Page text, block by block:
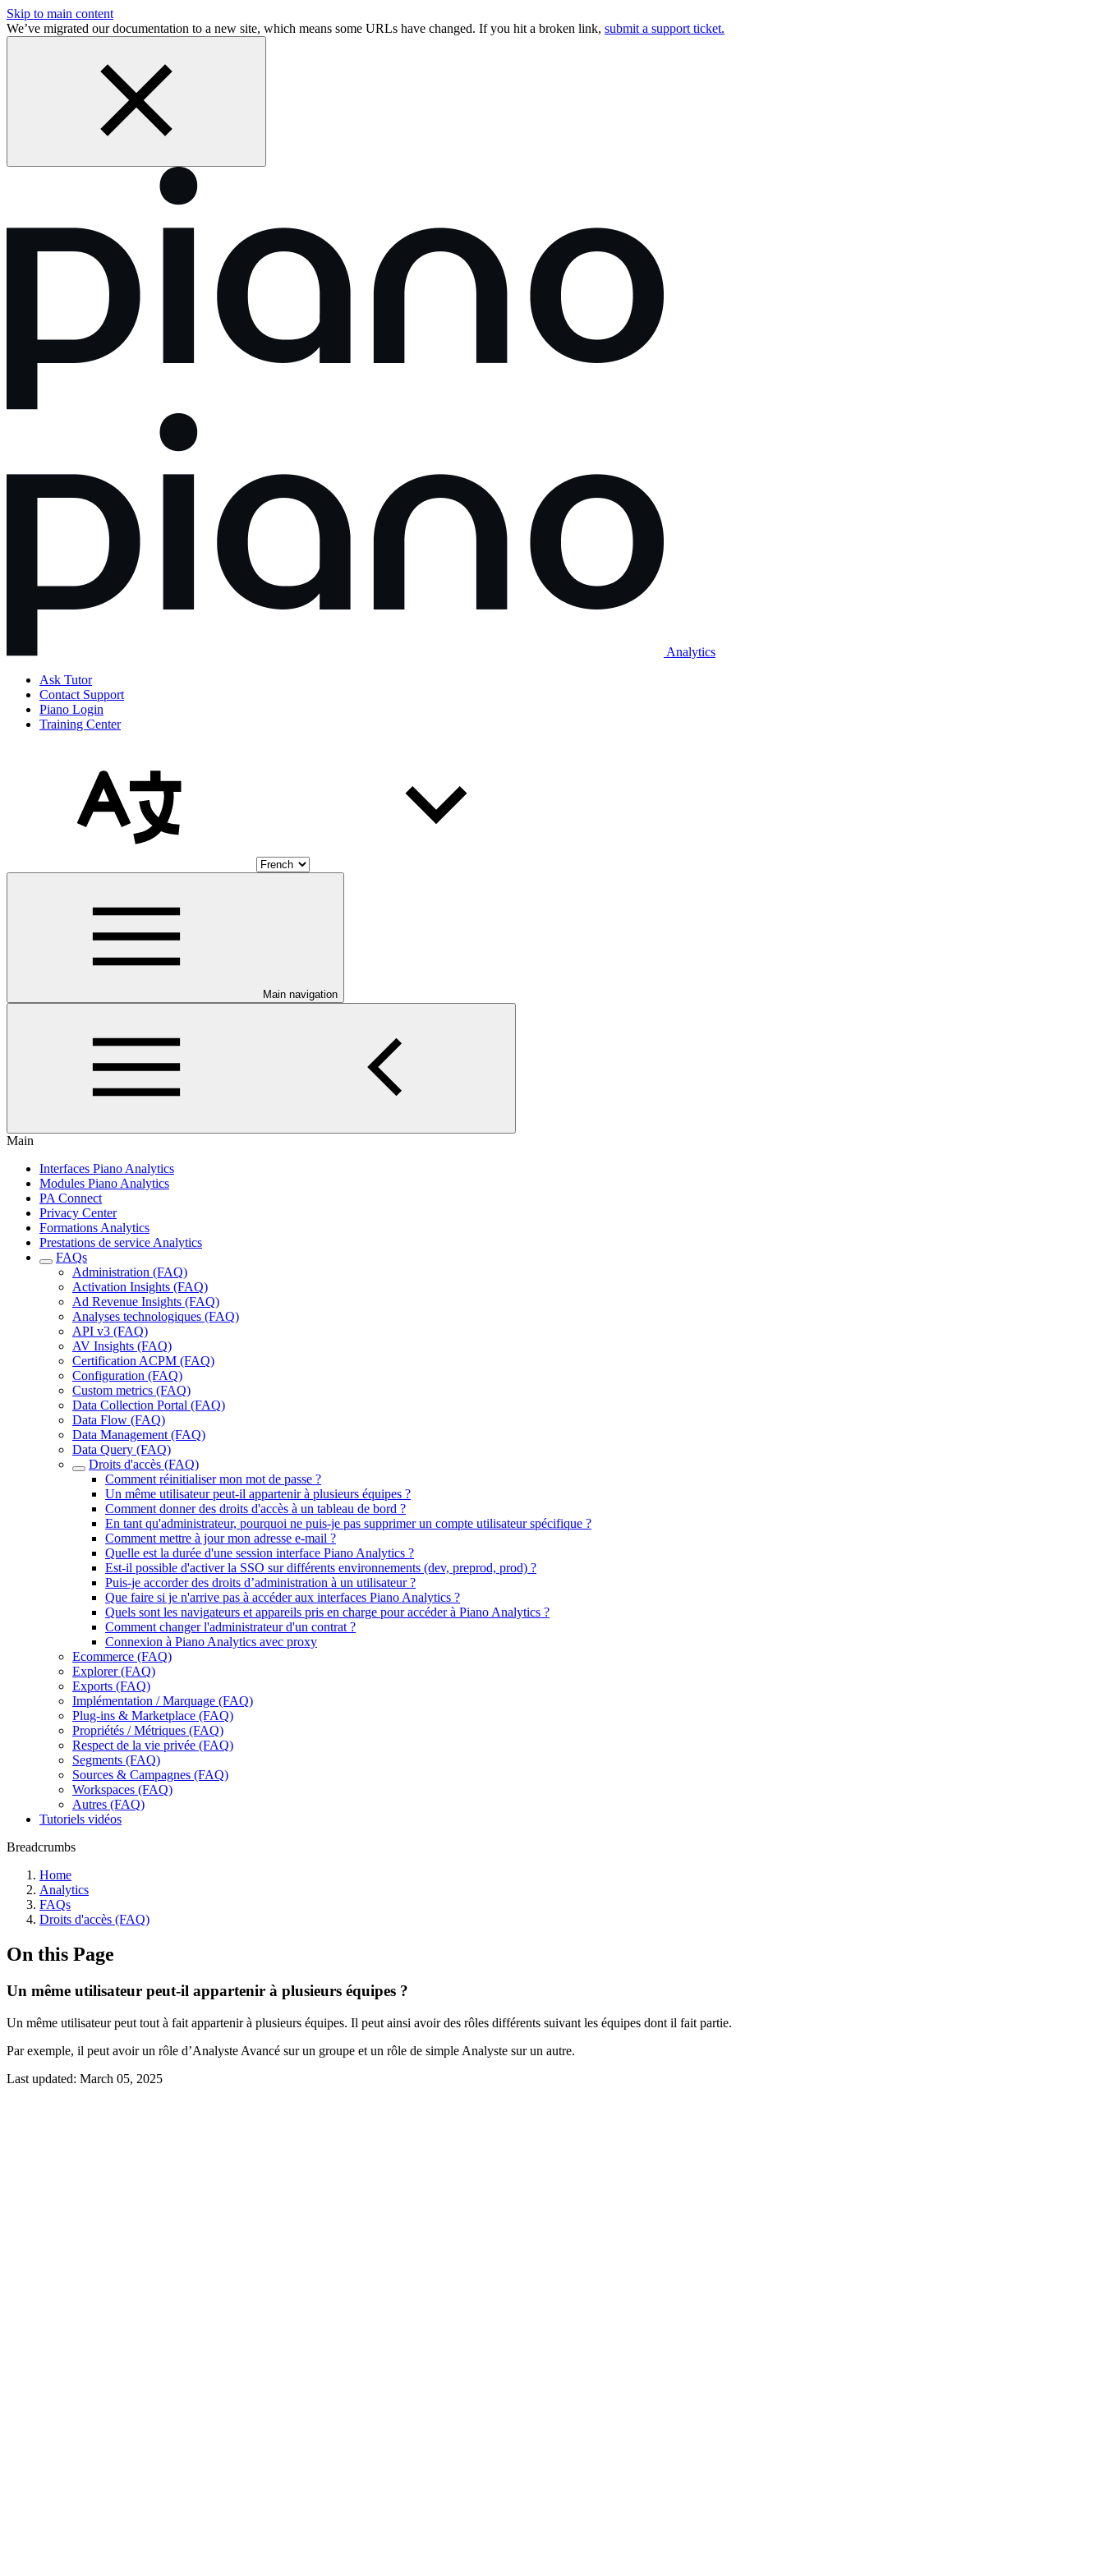
Skip to main content
We’ve migrated our documentation to a new site, which means some URLs have changed. If you hit a broken link, submit a support ticket.
Analytics
Ask Tutor
Contact Support
Piano Login
Training Center
Main navigation
Main
Interfaces Piano Analytics
Modules Piano Analytics
PA Connect
Privacy Center
Formations Analytics
Prestations de service Analytics
FAQs
Administration (FAQ)
Activation Insights (FAQ)
Ad Revenue Insights (FAQ)
Analyses technologiques (FAQ)
API v3 (FAQ)
AV Insights (FAQ)
Certification ACPM (FAQ)
Configuration (FAQ)
Custom metrics (FAQ)
Data Collection Portal (FAQ)
Data Flow (FAQ)
Data Management (FAQ)
Data Query (FAQ)
Droits d'accès (FAQ)
Comment réinitialiser mon mot de passe ?
Un même utilisateur peut-il appartenir à plusieurs équipes ?
Comment donner des droits d'accès à un tableau de bord ?
En tant qu'administrateur, pourquoi ne puis-je pas supprimer un compte utilisateur spécifique ?
Comment mettre à jour mon adresse e-mail ?
Quelle est la durée d'une session interface Piano Analytics ?
Est-il possible d'activer la SSO sur différents environnements (dev, preprod, prod) ?
Puis-je accorder des droits d’administration à un utilisateur ?
Que faire si je n'arrive pas à accéder aux interfaces Piano Analytics ?
Quels sont les navigateurs et appareils pris en charge pour accéder à Piano Analytics ?
Comment changer l'administrateur d'un contrat ?
Connexion à Piano Analytics avec proxy
Ecommerce (FAQ)
Explorer (FAQ)
Exports (FAQ)
Implémentation / Marquage (FAQ)
Plug-ins & Marketplace (FAQ)
Propriétés / Métriques (FAQ)
Respect de la vie privée (FAQ)
Segments (FAQ)
Sources & Campagnes (FAQ)
Workspaces (FAQ)
Autres (FAQ)
Tutoriels vidéos
Breadcrumbs
Home
Analytics
FAQs
Droits d'accès (FAQ)
On this Page
Un même utilisateur peut-il appartenir à plusieurs équipes ?
Un même utilisateur peut tout à fait appartenir à plusieurs équipes. Il peut ainsi avoir des rôles différents suivant les équipes dont il fait partie.
Par exemple, il peut avoir un rôle d’Analyste Avancé sur un groupe et un rôle de simple Analyste sur un autre.
Last updated: March 05, 2025